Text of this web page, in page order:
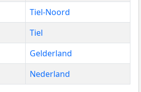
Tiel-Noord
Tiel
Gelderland
Nederland